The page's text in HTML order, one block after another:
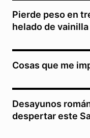
Pierde peso en
helado de vainilla
Cosas que me
Desayunos
despertar este